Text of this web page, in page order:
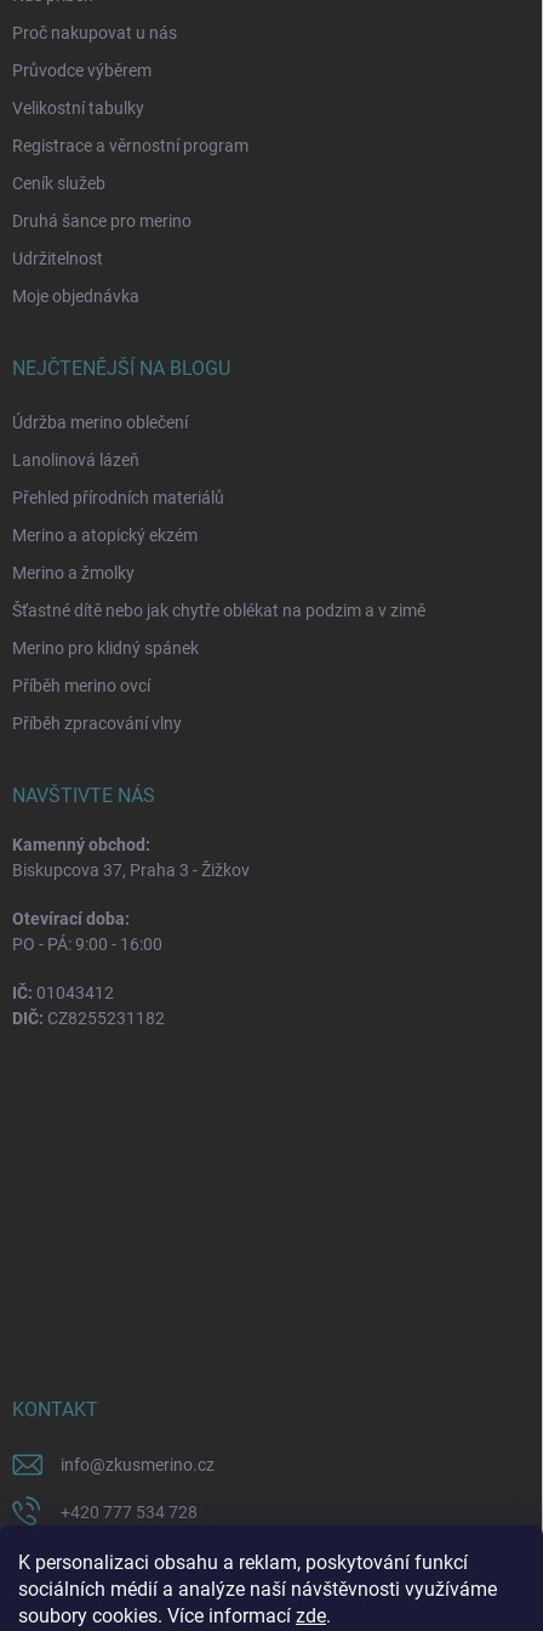
K personalizaci obsahu a reklam, poskytování funkcí
sociálních médií a analýze naší návštěvnosti využíváme
soubory cookies. Více informací zde.
Proč nakupovat u nás
Průvodce výběrem
Velikostní tabulky
Registrace a věrnostní program
Ceník služeb
Druhá šance pro merino
Udržitelnost
Moje objednávka
NEJČTENĚJŠÍ NA BLOGU
Údržba merino oblečení
Lanolinová lázeň
Přehled přírodních materiálů
Merino a atopický ekzém
Merino a žmolky
Šťastné dítě nebo jak chytře oblékat na podzim a v zimě
Merino pro klidný spánek
Příběh merino ovcí
Příběh zpracování vlny
NAVŠTIVTE NÁS
Kamenný obchod:
Biskupcova 37, Praha 3 - Žižkov
Otevírací doba:
PO - PÁ: 9:00 - 16:00
IČ: 01043412
DIČ: CZ8255231182
KONTAKT
info@zkusmerino.cz
+420 777 534 728
https://www.facebook.com/zkusmerino/
zkusmerino.cz